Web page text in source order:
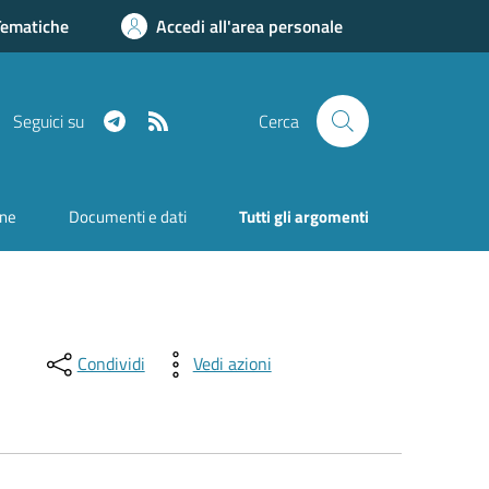
Accedi all'area personale
Seguici su Telegram Cerca
Documenti e dati Tutti gli argomenti
Condividi Vedi azioni